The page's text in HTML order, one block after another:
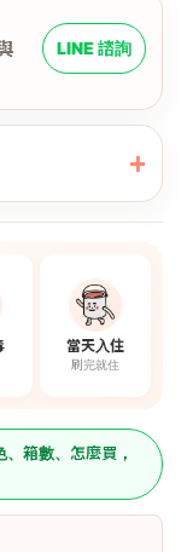
LINE 諮詢
當天入住
刷完就住
箱數、怎麼買，